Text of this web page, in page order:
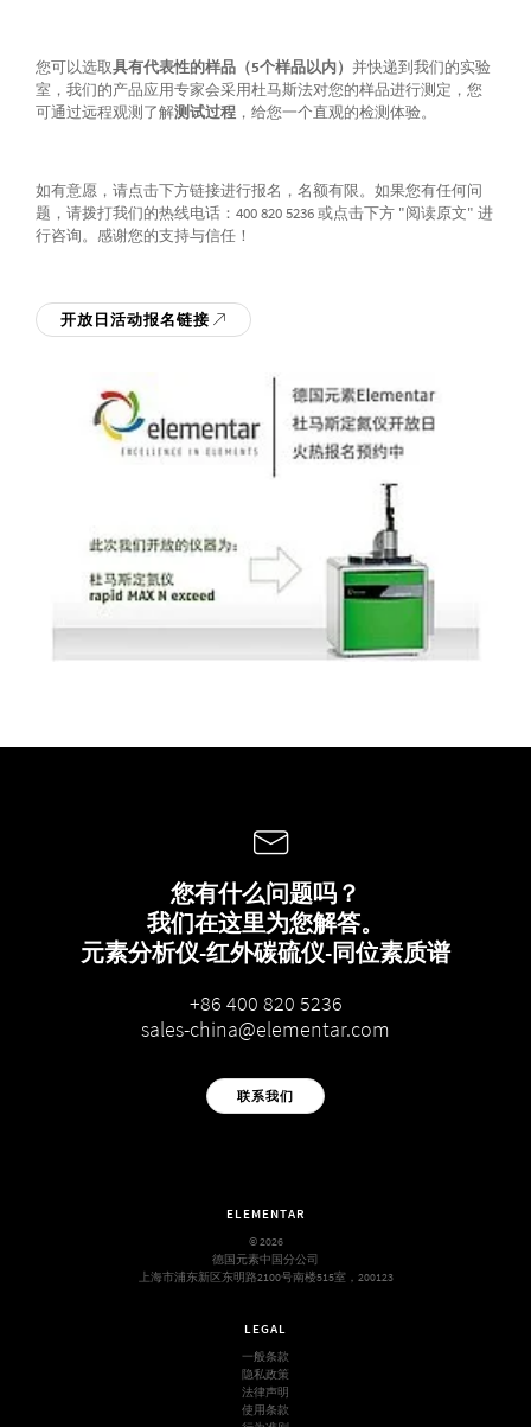
您可以选取具有代表性的样品（5个样品以内） 并快递到我们的实验
室，我们的产品应用专家会采用杜马斯法对您的样品进行测定，您
可通过远程观测了解测试过程，给您一个直观的检测体验。
如有意愿，请点击下方链接进行报名，名额有限。如果您有任何问
题，请拨打我们的热线电话：400 820 5236 或点击下方 "阅读原文" 进
行咨询。感谢您的支持与信任！
开放日活动报名链接
您有什么问题吗？
我们在这里为您解答。
元素分析仪-红外碳硫仪-同位素质谱
+86 400 820 5236
sales-china@elementar.com
联系我们
ELEMENTAR
© 2026
德国元素中国分公司
上海市浦东新区东明路2100号南楼515室，200123
LEGAL
一般条款
隐私政策
法律声明
使用条款